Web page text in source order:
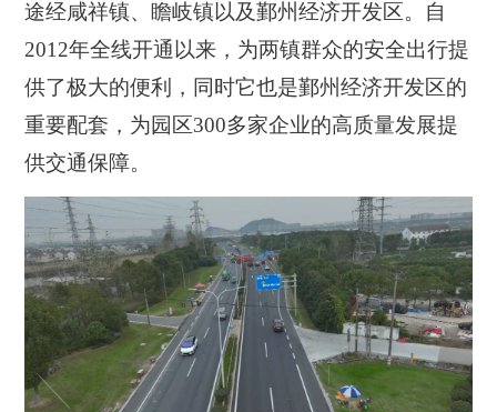
途经咸祥镇、瞻岐镇以及鄞州经济开发区。自
2012年全线开通以来，为两镇群众的安全出行提
供了极大的便利，同时它也是鄞州经济开发区的
重要配套，为园区300多家企业的高质量发展提
供交通保障。